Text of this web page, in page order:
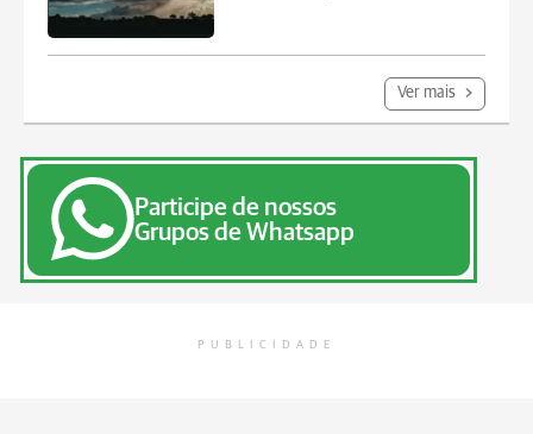
Ver mais
Participe de nossos
Grupos de Whatsapp
PUBLICIDADE